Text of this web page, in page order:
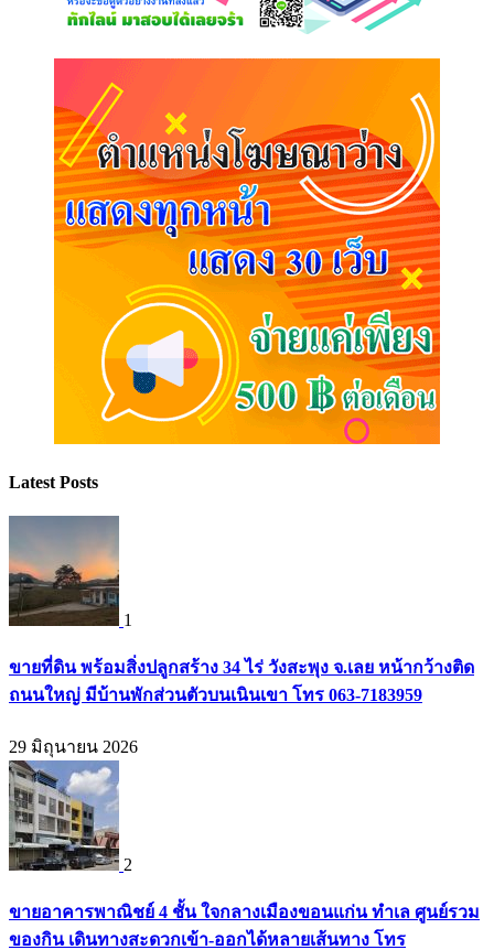
Latest Posts
1
ขายที่ดิน พร้อมสิ่งปลูกสร้าง 34 ไร่ วังสะพุง จ.เลย หน้ากว้างติด
ถนนใหญ่ มีบ้านพักส่วนตัวบนเนินเขา โทร 063-7183959
29 มิถุนายน 2026
2
ขายอาคารพาณิชย์ 4 ชั้น ใจกลางเมืองขอนแก่น ทำเล ศูนย์รวม
ของกิน เดินทางสะดวกเข้า-ออกได้หลายเส้นทาง โทร